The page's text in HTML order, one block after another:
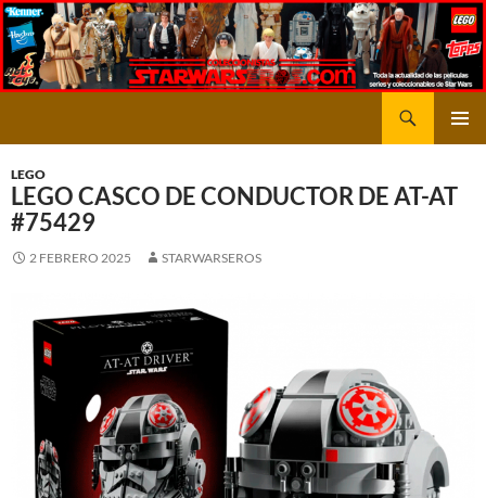
Saltar
al
contenido
LEGO
LEGO CASCO DE CONDUCTOR DE AT-AT
#75429
2 FEBRERO 2025 STARWARSEROS